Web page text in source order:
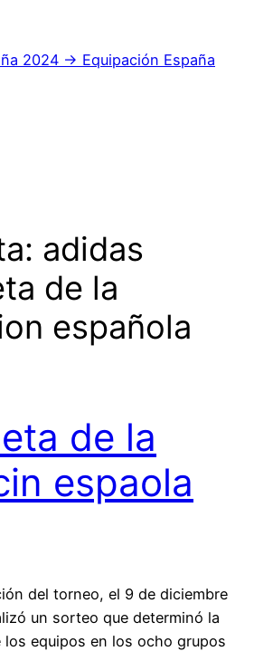
2024 → Equipación España
adidas
de la
española
de la
espaola
del torneo, el 9 de diciembre
un sorteo que determinó la
equipos en los ocho grupos